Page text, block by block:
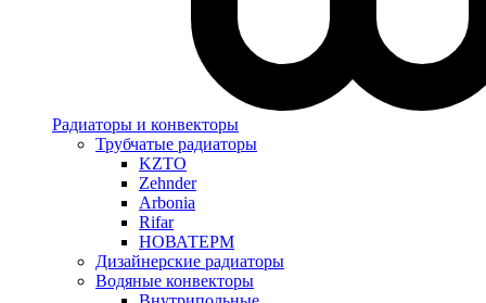
Радиаторы и конвекторы
Трубчатые радиаторы
KZTO
Zehnder
Arbonia
Rifar
НОВАТЕРМ
Дизайнерские радиаторы
Водяные конвекторы